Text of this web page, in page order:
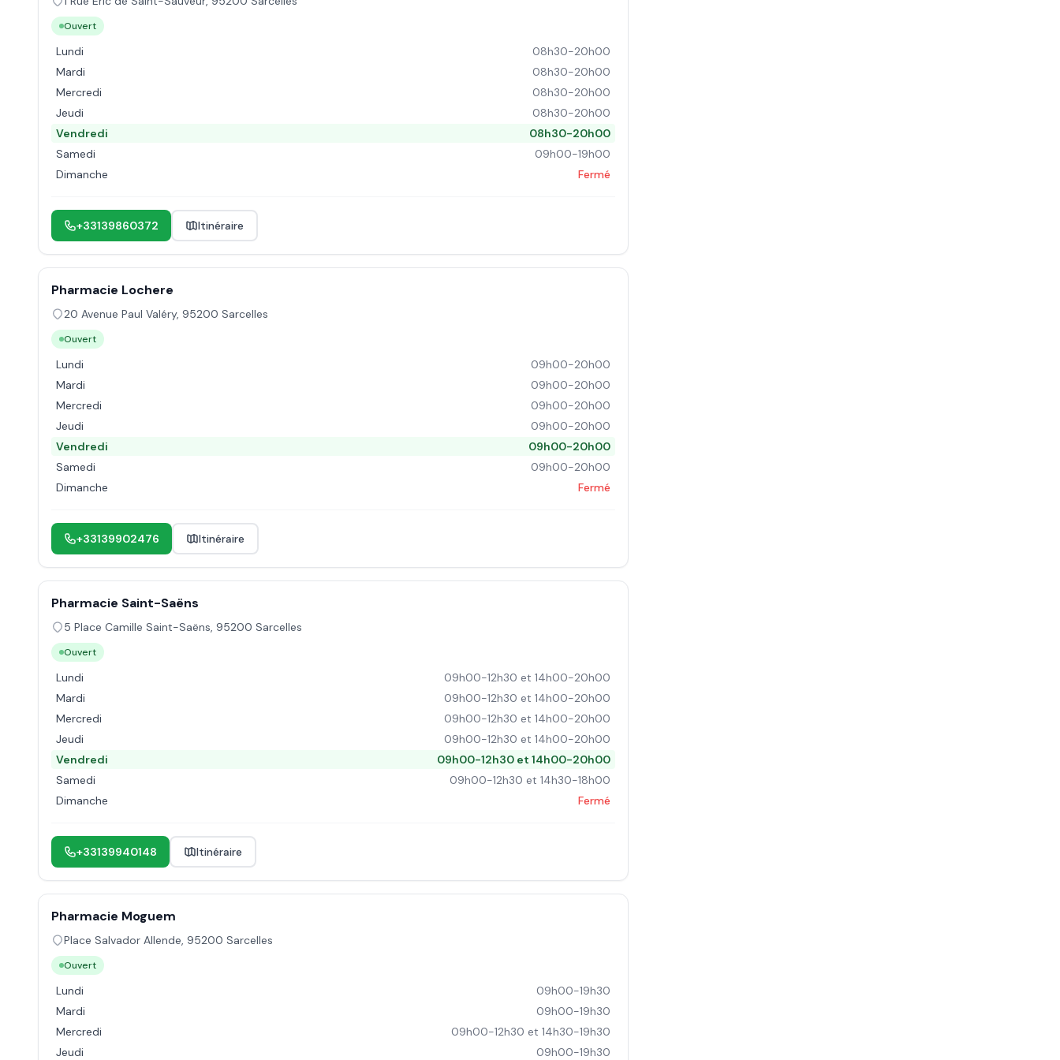
Ouvert
Lundi
08h30-20h00
Mardi
08h30-20h00
Mercredi
08h30-20h00
Jeudi
08h30-20h00
Vendredi
08h30-20h00
Samedi
09h00-19h00
Dimanche
Fermé
+33139860372 Itinéraire
Pharmacie Lochere
20 Avenue Paul Valéry, 95200 Sarcelles
Ouvert
Lundi
09h00-20h00
Mardi
09h00-20h00
Mercredi
09h00-20h00
Jeudi
09h00-20h00
Vendredi
09h00-20h00
Samedi
09h00-20h00
Dimanche
Fermé
+33139902476 Itinéraire
Pharmacie Saint-Saëns
5 Place Camille Saint-Saëns, 95200 Sarcelles
Ouvert
Lundi
09h00-12h30 et 14h00-20h00
Mardi
09h00-12h30 et 14h00-20h00
Mercredi
09h00-12h30 et 14h00-20h00
Jeudi
09h00-12h30 et 14h00-20h00
Vendredi
09h00-12h30 et 14h00-20h00
Samedi
09h00-12h30 et 14h30-18h00
Dimanche
Fermé
+33139940148 Itinéraire
Pharmacie Moguem
Place Salvador Allende, 95200 Sarcelles
Ouvert
Lundi
09h00-19h30
Mardi
09h00-19h30
Mercredi
09h00-12h30 et 14h30-19h30
Jeudi
09h00-19h30